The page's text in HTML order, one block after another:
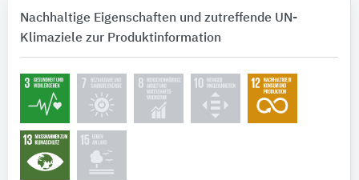
Nachhaltige Eigenschaften und zutreffende UN-
Klimaziele zur Produktinformation